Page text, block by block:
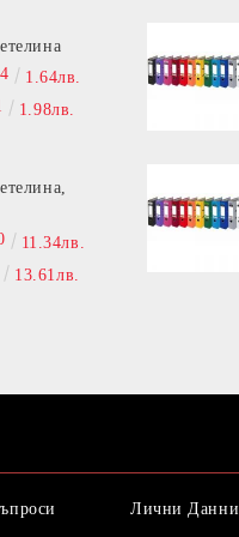
1.64лв.
1.98лв.
11.34лв.
13.61лв.
Лични Данни